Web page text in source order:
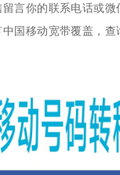
言你的联系电话或
国移动宽带覆盖，